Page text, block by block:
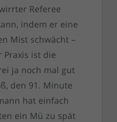
Referee
indem er eine
Mist schwächt –
Praxis ist die
ja noch mal gut
den 91. Minute
hat einfach
ein Mü zu spät